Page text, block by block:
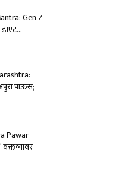
Gen Z
पाऊस;
Pawar
वक्तव्यावर